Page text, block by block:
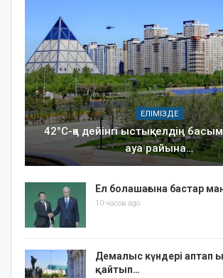
ЕЛІМІЗДЕ
42°C-қа дейінгі ыстық: елдің
ауа райына…
Ел болашағына бастар
10 часов ago
Демалыс күндері аптап
қайтып…